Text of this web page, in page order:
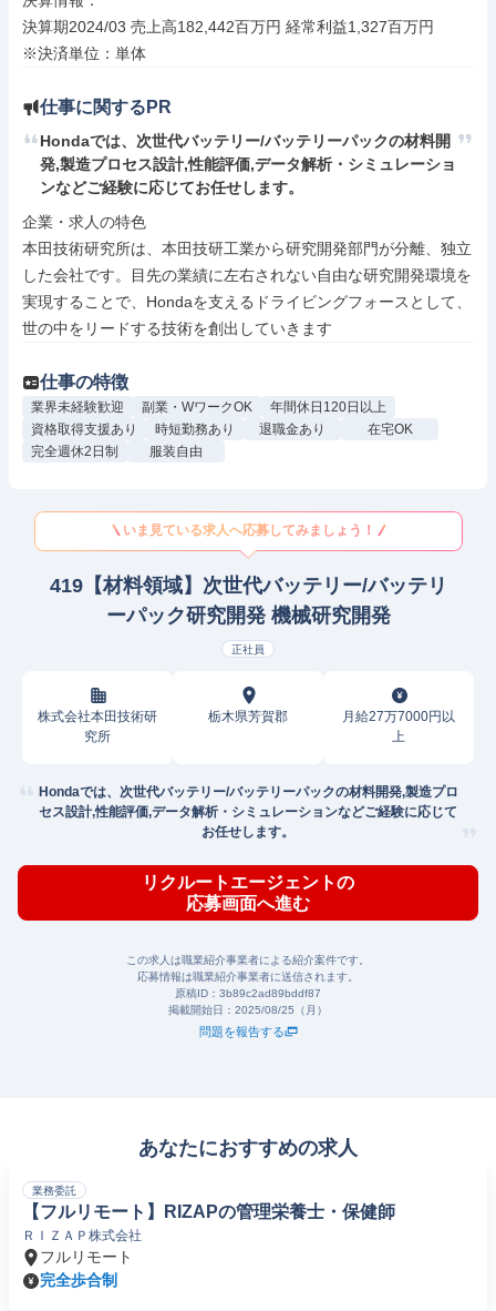
決算期2024/03 売上高182,442百万円 経常利益1,327百万円
※決済単位：単体
仕事に関するPR
Hondaでは、次世代バッテリー/バッテリーパックの材料開
発,製造プロセス設計,性能評価,データ解析・シミュレーショ
ンなどご経験に応じてお任せします。
企業・求人の特色
本田技術研究所は、本田技研工業から研究開発部門が分離、独立
した会社です。目先の業績に左右されない自由な研究開発環境を
実現することで、Hondaを支えるドライビングフォースとして、
世の中をリードする技術を創出していきます
仕事の特徴
業界未経験歓迎 副業・WワークOK
年間休日120日以上
資格取得支援あり
時短勤務あり 退職金あり
在宅OK
完全週休2日制
服装自由
いま見ている求人へ応募してみましょう！
419【材料領域】次世代バッテリー/バッテリ
ーパック研究開発 機械研究開発
正社員
株式会社本田技術研
究所
栃木県芳賀郡
月給27万7000円以
上
Hondaでは、次世代バッテリー/バッテリーパックの材料開発,製造プロ
セス設計,性能評価,データ解析・シミュレーションなどご経験に応じて
お任せします。
リクルートエージェントの
応募画面へ進む
この求人は職業紹介事業者による紹介案件です。
応募情報は職業紹介事業者に送信されます。
原稿ID： 3b89c2ad89bddf87
掲載開始日： 2025/08/25（月）
問題を報告する
あなたにおすすめの求人
業務委託
【フルリモート】RIZAPの管理栄養士・保健師
ＲＩＺＡＰ株式会社
フルリモート
完全歩合制